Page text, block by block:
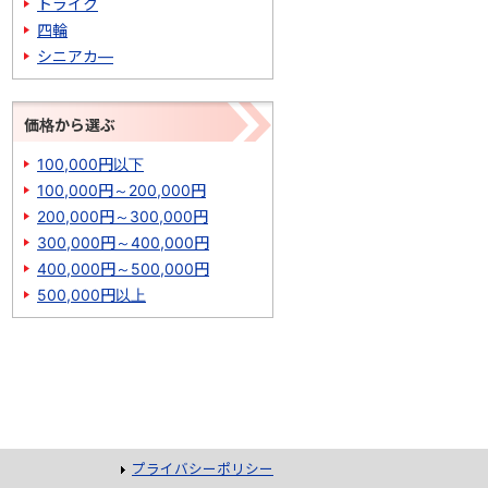
四輪
シニアカ―
価格から選ぶ
100,000円以下
100,000円～200,000円
200,000円～300,000円
300,000円～400,000円
400,000円～500,000円
500,000円以上
プライバシーポリシー